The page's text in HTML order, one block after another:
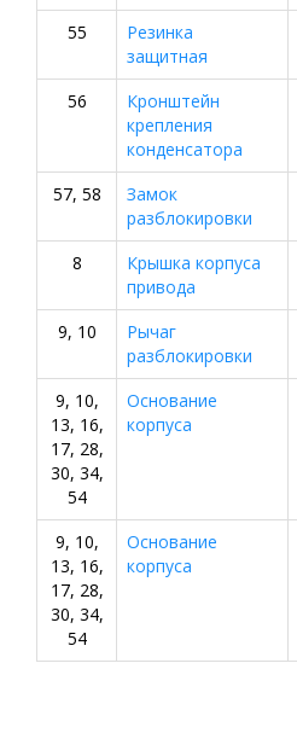
55
Резинка
защитная
56
Кронштейн
крепления
конденсатора
57, 58
Замок
разблокировки
8
Крышка корпуса
привода
9, 10
Рычаг
разблокировки
9, 10,
13, 16,
17, 28,
30, 34,
54
Основание
корпуса
9, 10,
13, 16,
17, 28,
30, 34,
54
Основание
корпуса